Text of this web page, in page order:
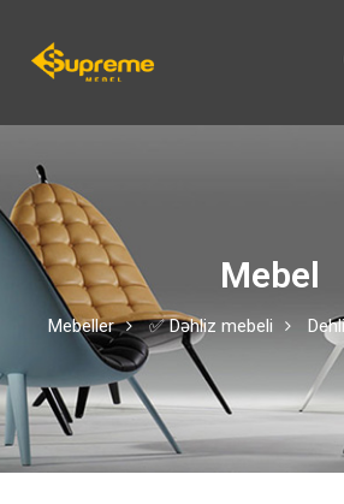
Mebel
Mebeller ✅ Dəhliz mebeli